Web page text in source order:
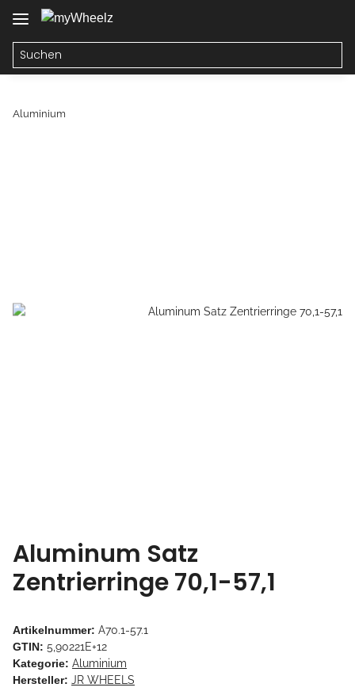
Aluminium
Aluminum Satz
Zentrierringe 70,1-57,1
Artikelnummer: A70.1-57.1
GTIN: 5,90221E+12
Kategorie: Aluminium
Hersteller: JR WHEELS